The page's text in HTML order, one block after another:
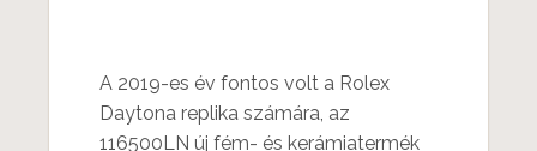
A 2019-es év fontos volt a Rolex
Daytona replika számára, az
116500LN új fém- és kerámiatermék